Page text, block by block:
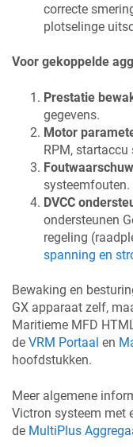
correcte
plotselinge
Voor gekoppelde
Prestatie
gegevens.
Motor
RPM,
systeemfouten.
DVCC
ondersteunen
regeling
spanning en
Bewaking en
GX apparaat zelf,
Maritieme MFD
de VRM Portaal en
hoofdstukken.
Meer algemene
Victron systeem met
de MultiPlus